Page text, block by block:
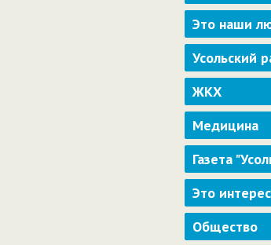
Это наши
Усольский
ЖКХ
Медицина
Газета
Это
Общество